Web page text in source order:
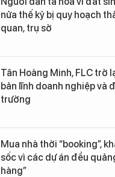
nửa thế kỷ bị quy hoạch
quan, trụ sở
Tân Hoàng Minh, FLC trở
bản lĩnh doanh nghiệp và
trường
Mua nhà thời “booking”,
sốc vì các dự án đều
hàng”